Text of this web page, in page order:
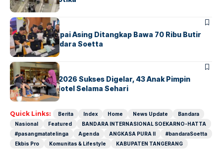
BANDARA BERITA
Kopilot Maskapai Asing Ditangkap Bawa 70 Ribu Butir
Ekstasi di Bandara Soetta
BERITAINDEX
GM For A Day 2026 Sukses Digelar, 43 Anak Pimpin
Operasional Hotel Selama Sehari
Quick Links: Berita Index Home News Update
Bandara
Nasional
Featured
BANDARA INTERNASIONAL SOEKARNO-HATTA
#pasangmatatelinga
Agenda ANGKASA PURA II
#bandaraSoetta
Ekbis Pro
Komunitas & Lifestyle KABUPATEN TANGERANG